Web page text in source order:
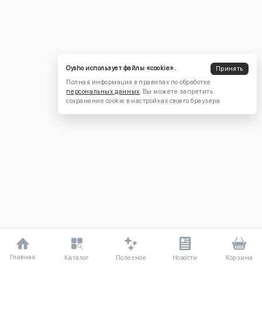
Главная Каталог Полезное Новости Корзина
Oysho использует файлы «cookie».
Принять
Полная информация в правилах по обработке
персональных данных . Вы можете запретить
сохранение cookie в настройках своего браузера